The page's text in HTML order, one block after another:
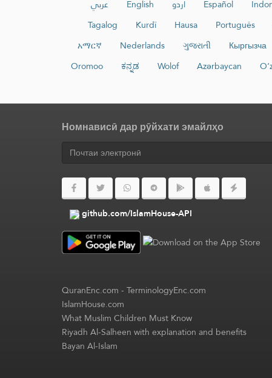
عربي English اردو Español
Tagalog
Kurdî Hausa Português
አማርኛ
Nederlands ગુજરાતી Кыргызча
Oromoo
ಕನ್ನಡ Wolof Azərbaycan
Номнависӣ дар рӯйхати эмайлҳо
github.com/IslamHouse-API
QuranEnc.com-TerminologyEnc.com
IslamHouse.com
What Muslim Children Must Know
Riyadh Al-Salheen with explanation and benefits
Bayan Al-Islam